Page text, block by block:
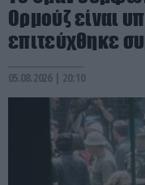
Ορμούζ είναι
επιτεύχθηκε
05.08.2026 | 20:10